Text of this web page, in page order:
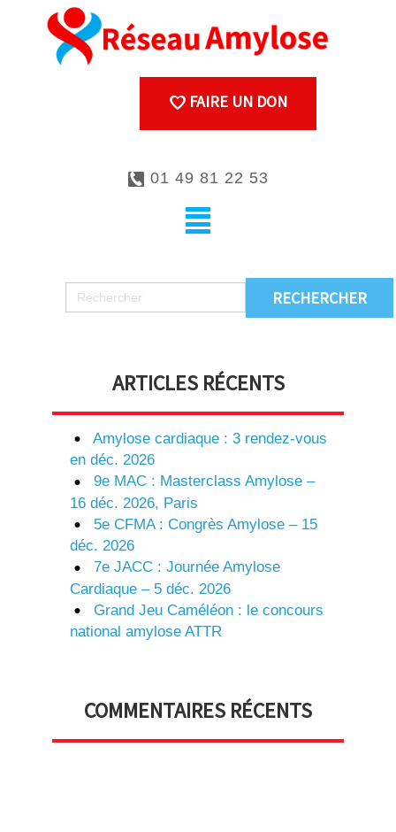
FAIRE UN DON
01 49 81 22 53
ARTICLES RÉCENTS
Amylose cardiaque : 3 rendez-vous
en déc. 2026
9e MAC : Masterclass Amylose –
16 déc. 2026, Paris
5e CFMA : Congrès Amylose – 15
déc. 2026
7e JACC : Journée Amylose
Cardiaque – 5 déc. 2026
Grand Jeu Caméléon : le concours
national amylose ATTR
COMMENTAIRES RÉCENTS